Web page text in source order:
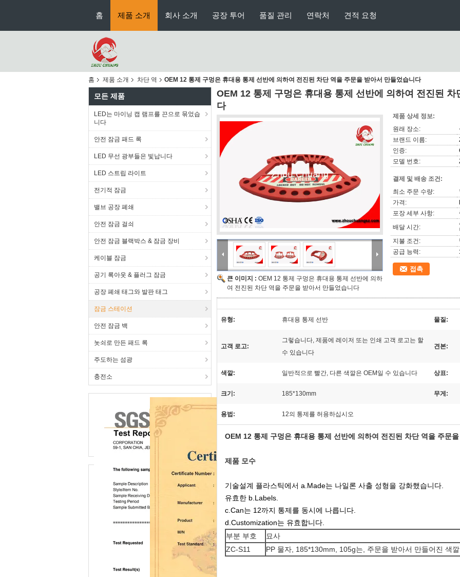
홈 제품 소개 회사 소개 공장 투어 품질 관리 연락처 견적 요청
홈 제품 소개 차단 역 OEM 12 통제 구멍은 휴대용 통제 선반에 의하여 전진된 차단 역을 주문을 받아서 만들었습니다
모든 제품
LED는 마이닝 캡 램프를 끈으로 묶었습
니다
안전 잠금 패드 록
LED 무선 광부들은 빛납니다
LED 스트립 라이트
전기적 잠금
밸브 공장 폐쇄
안전 잠금 걸쇠
안전 잠금 블랙박스 & 잠금 장비
케이블 잠금
공기 록아웃 & 플러그 잠금
공장 폐쇄 태그와 발판 태그
잠금 스테이션
안전 잠금 백
놋쇠로 만든 패드 록
주도하는 섬광
충전소
OEM 12 통제 구멍은 휴대용 통제 선반에 의하여 전진된
다
큰 이미지 : OEM 12 통제 구멍은 휴대용 통제 선반에 의하
여 전진된 차단 역을 주문을 받아서 만들었습니다
제품 상세 정보:
원래 장소:
브랜드 이름:
인증:
모델 번호:
결제 및 배송 조건:
최소 주문 수량:
가격:
포장 세부 사항:
배달 시간:
지불 조건:
공급 능력:
접촉
유형: 휴대용 통제 선반 물질:
고객 로고:
그렇습니다, 제품에 레이저 또는 인쇄 고객 로고는 할
수 있습니다
견본:
색깔: 일반적으로 빨간, 다른 색깔은 OEM일 수 있습니다 상표:
크기: 185*130mm 무게:
용법: 12의 통제를 허용하십시오
OEM 12 통제 구멍은 휴대용 통제 선반에 의하여 전진된 차단 역을 주문
제품 모수
기술설계 플라스틱에서 a.Made는 나일론 사출 성형을 강화했습니다.
유효한 b.Labels.
c.Can는 12까지 통제를 동시에 나릅니다.
d.Customization는 유효합니다.
부분 부호
묘사
ZC-S11
PP 물자, 185*130mm, 105g는, 주문을 받아서 만들어진 색